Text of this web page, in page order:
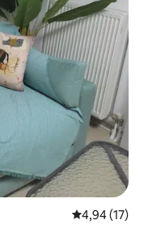
Средна
4,94 (17)